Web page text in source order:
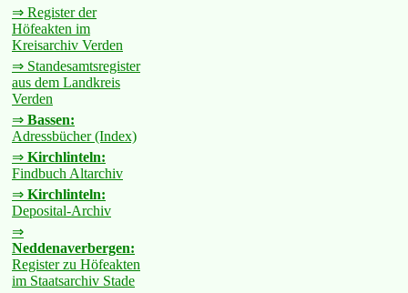
⇒ Register der
Höfeakten im
Kreisarchiv Verden
⇒ Standesamtsregister
aus dem Landkreis
Verden
⇒ Bassen:
Adressbücher (Index)
⇒ Kirchlinteln:
Findbuch Altarchiv
⇒ Kirchlinteln:
Deposital-Archiv
⇒
Neddenaverbergen:
Register zu Höfeakten
im Staatsarchiv Stade